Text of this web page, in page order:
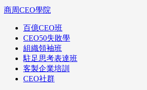
商周CEO學院
百億CEO班
CEO50失敗學
組織領袖班
駐足思考表達班
客製企業培訓
CEO社群